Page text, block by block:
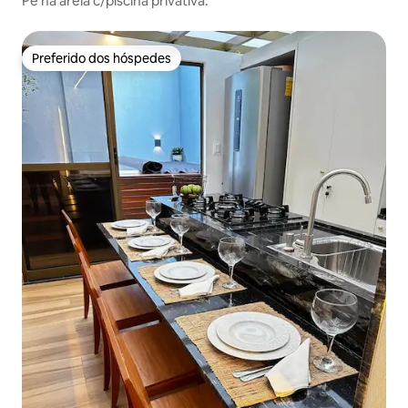
Preferido dos hóspedes
Preferido dos hóspedes